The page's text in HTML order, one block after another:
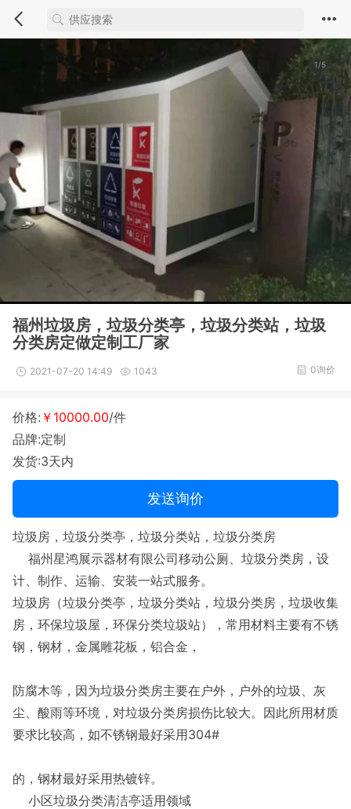
1/5
福州垃圾房，垃圾分类亭，垃圾分类站，垃圾
分类房定做定制工厂家
2021-07-20 14:49 1043 0询价
价格: ￥10000.00/件
品牌:定制
发货:3天内
发送询价
垃圾房，垃圾分类亭，垃圾分类站，垃圾分类房
福州星鸿展示器材有限公司移动公厕、垃圾分类房，设
计、制作、运输、安装一站式服务。
垃圾房（垃圾分类亭，垃圾分类站，垃圾分类房，垃圾收集
房，环保垃圾屋，环保分类垃圾站），常用材料主要有不锈
钢，钢材，金属雕花板，铝合金，
防腐木等，因为垃圾分类房主要在户外，户外的垃圾、灰
尘、酸雨等环境，对垃圾分类房损伤比较大。因此所用材质
要求比较高，如不锈钢最好采用304#
的，钢材最好采用热镀锌。
小区垃圾分类清洁亭适用领域